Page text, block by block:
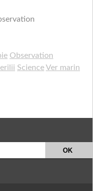
Observation
ScienceVer marin